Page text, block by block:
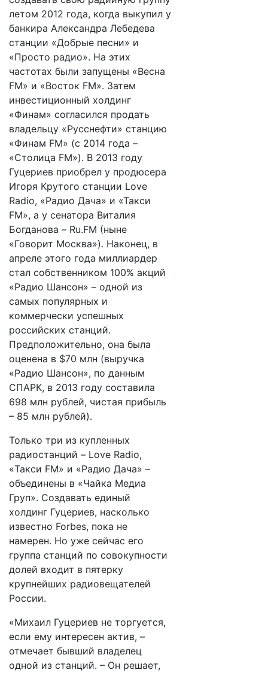
летом 2012 года, когда выкупил у
банкира Александра Лебедева
станции «Добрые песни» и
«Просто радио». На этих
частотах были запущены «Весна
FM» и «Восток FM». Затем
инвестиционный холдинг
«Финам» согласился продать
владельцу «Русснефти» станцию
«Финам FM» (с 2014 года –
«Столица FM»). В 2013 году
Гуцериев приобрел у продюсера
Игоря Крутого станции Love
Radio, «Радио Дача» и «Такси
FM», а у сенатора Виталия
Богданова – Ru.FM (ныне
«Говорит Москва»). Наконец, в
апреле этого года миллиардер
стал собственником 100% акций
«Радио Шансон» – одной из
самых популярных и
коммерчески успешных
российских станций.
Предположительно, она была
оценена в $70 млн (выручка
«Радио Шансон», по данным
СПАРК, в 2013 году составила
698 млн рублей, чистая прибыль
– 85 млн рублей).
Только три из купленных
радиостанций – Love Radio,
«Такси FM» и «Радио Дача» –
объединены в «Чайка Медиа
Груп». Создавать единый
холдинг Гуцериев, насколько
известно Forbes, пока не
намерен. Но уже сейчас его
группа станций по совокупности
долей входит в пятерку
крупнейших радиовещателей
России.
«Михаил Гуцериев не торгуется,
если ему интересен актив, –
отмечает бывший владелец
одной из станций. – Он решает,